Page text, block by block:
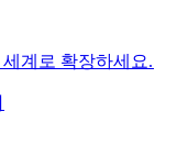
계로 확장하세요.​​